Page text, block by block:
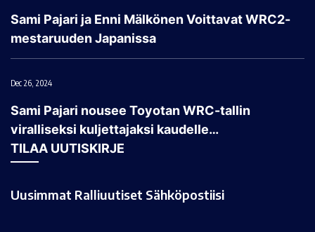
Sami Pajari ja Enni Mälkönen Voittavat WRC2-
mestaruuden Japanissa
Dec 26, 2024
Sami Pajari nousee Toyotan WRC-tallin
viralliseksi kuljettajaksi kaudelle…
TILAA UUTISKIRJE
Uusimmat Ralliuutiset Sähköpostiisi